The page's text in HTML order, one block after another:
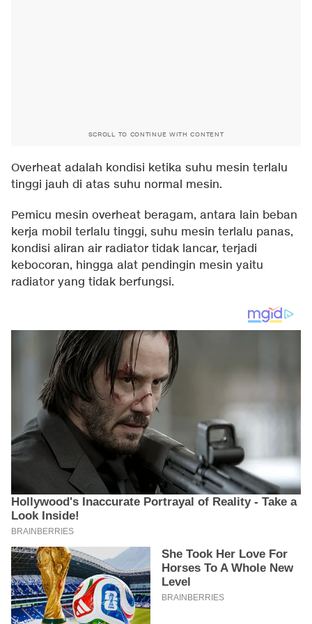
SCROLL TO CONTINUE WITH CONTENT
Overheat adalah kondisi ketika suhu mesin terlalu
tinggi jauh di atas suhu normal mesin.
Pemicu mesin overheat beragam, antara lain beban
kerja mobil terlalu tinggi, suhu mesin terlalu panas,
kondisi aliran air radiator tidak lancar, terjadi
kebocoran, hingga alat pendingin mesin yaitu
radiator yang tidak berfungsi.